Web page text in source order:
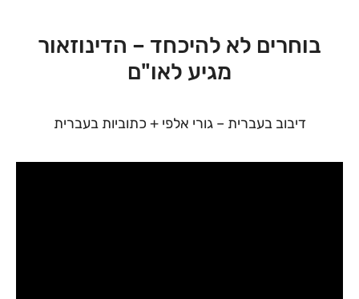
בוחרים לא להיכחד – הדינוזאור
מגיע לאו"ם
דיבוב בעברית – גורי אלפי + כתוביות בעברית